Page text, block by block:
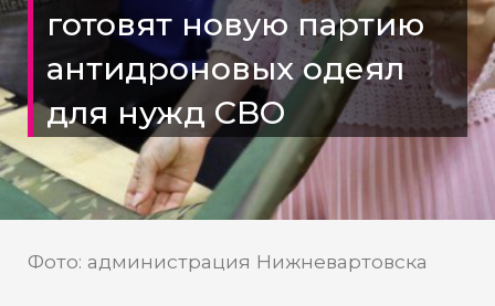
готовят новую партию
антидроновых одеял
для нужд СВО
Фото: администрация Нижневартовска